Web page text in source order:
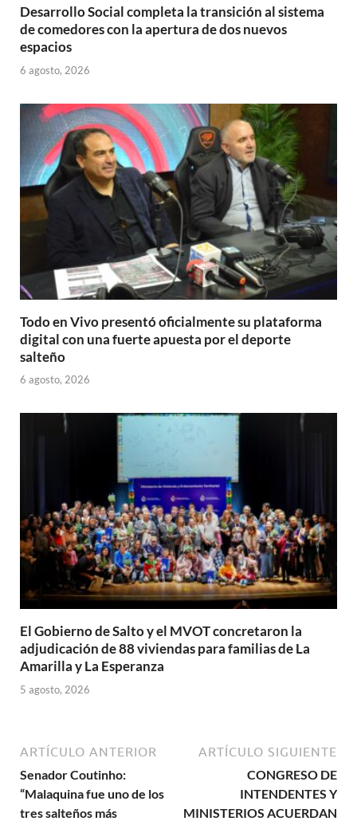
Desarrollo Social completa la transición al sistema
de comedores con la apertura de dos nuevos
espacios
6 agosto, 2026
Todo en Vivo presentó oficialmente su plataforma
digital con una fuerte apuesta por el deporte
salteño
6 agosto, 2026
El Gobierno de Salto y el MVOT concretaron la
adjudicación de 88 viviendas para familias de La
Amarilla y La Esperanza
5 agosto, 2026
ARTÍCULO ANTERIOR
Senador Coutinho:
“Malaquina fue uno de los
tres salteños más
ARTÍCULO SIGUIENTE
CONGRESO DE
INTENDENTES Y
MINISTERIOS ACUERDAN